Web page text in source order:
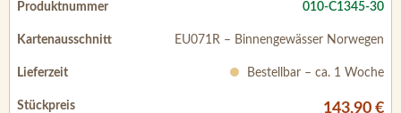
010-C1345-30
EU071R – Binnengewässer Norwegen
Bestellbar – ca. 1 Woche
143,90 €